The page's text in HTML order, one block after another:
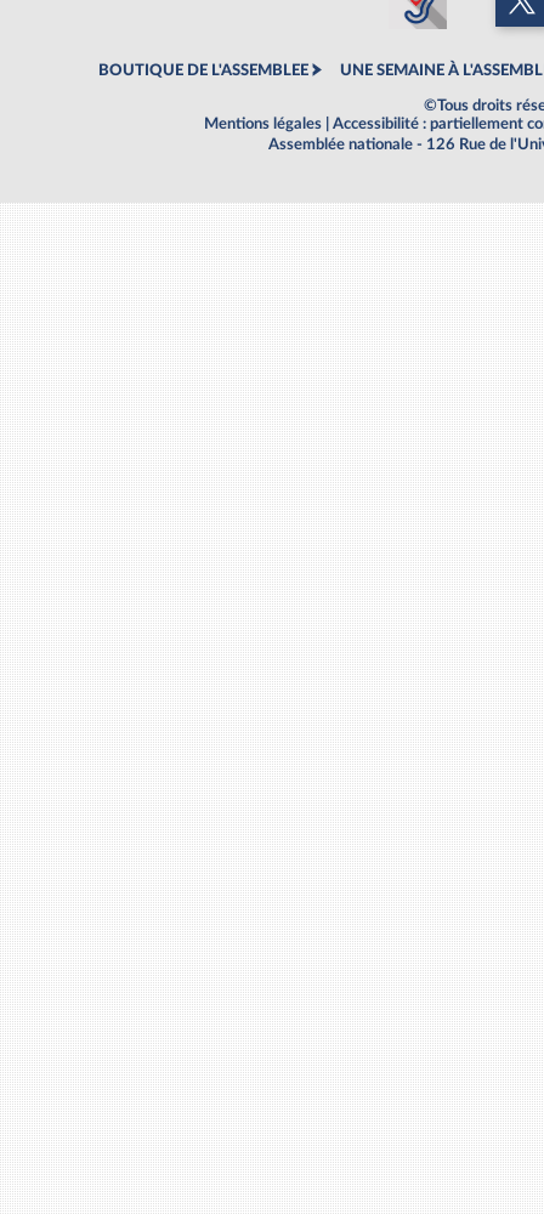
BOUTIQUE DE L'ASSEMBLEE UNE SEMAINE À
©Tous droits
Mentions légales
Accessibilité : partiellement
Assemblée nationale - 126 Rue de